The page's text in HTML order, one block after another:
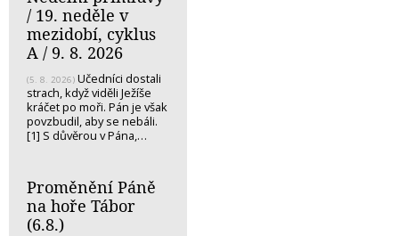
/ 19. neděle v
mezidobí, cyklus
A / 9. 8. 2026
(5. 8. 2026) Učedníci dostali
strach, když viděli Ježíše
kráčet po moři. Pán je však
povzbudil, aby se nebáli.
[1] S důvěrou v Pána,…
Proměnění Páně
na hoře Tábor
(6.8.)